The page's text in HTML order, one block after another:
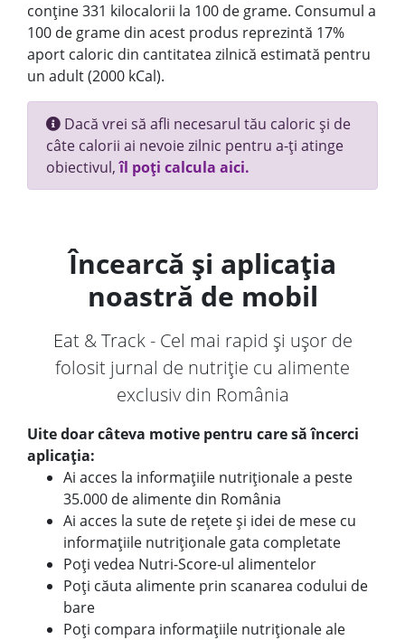
conține 331 kilocalorii la 100 de grame. Consumul a
100 de grame din acest produs reprezintă 17%
aport caloric din cantitatea zilnică estimată pentru
un adult (2000 kCal).
Dacă vrei să afli necesarul tău caloric și de
câte calorii ai nevoie zilnic pentru a-ți atinge
obiectivul,îl poți calcula aici.
Încearcă și aplicația
noastră de mobil
Eat & Track - Cel mai rapid și ușor de
folosit jurnal de nutriție cu alimente
exclusiv din România
Uite doar câteva motive pentru care să încerci
aplicația:
Ai acces la informațiile nutriționale a peste
35.000 de alimente din România
Ai acces la sute de rețete și idei de mese cu
informațiile nutriționale gata completate
Poți vedea Nutri-Score-ul alimentelor
Poți căuta alimente prin scanarea codului de
bare
Poți compara informațiile nutriționale ale